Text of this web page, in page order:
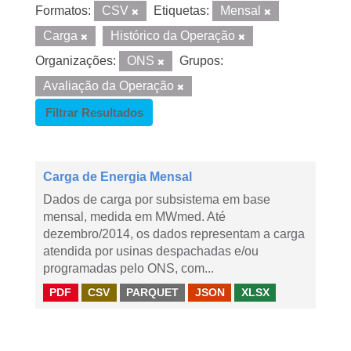
Formatos: CSV Etiquetas:
Mensal
Carga
Histórico da Operação
Organizações:
ONS
Grupos:
Avaliação da Operação
Filtrar Resultados
Carga de Energia Mensal
Dados de carga por subsistema em base
mensal, medida em MWmed. Até
dezembro/2014, os dados representam a carga
atendida por usinas despachadas e/ou
programadas pelo ONS, com...
PDF CSV PARQUET JSON XLSX